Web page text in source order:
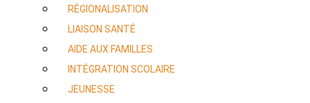
RÉGIONALISATION
LIAISON SANTÉ
AIDE AUX FAMILLES
INTÉGRATION SCOLAIRE
JEUNESSE